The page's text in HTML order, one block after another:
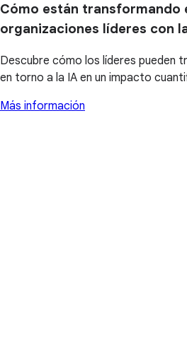
Cómo están transformando
organizaciones líderes con
Descubre cómo los líderes pueden
en torno a la IA en un impacto
Más información